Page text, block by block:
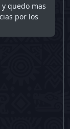
quedo mas
por los